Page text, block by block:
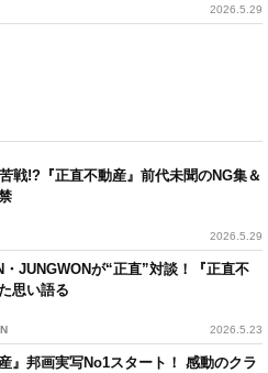
2026.5.29
戦!?『正直不動産』前代未聞のNG集＆
2026.5.29
JUNGWONが“正直”対談！『正直不
思い語る
2026.5.23
』邦画実写No1スタート！ 感動のクラ